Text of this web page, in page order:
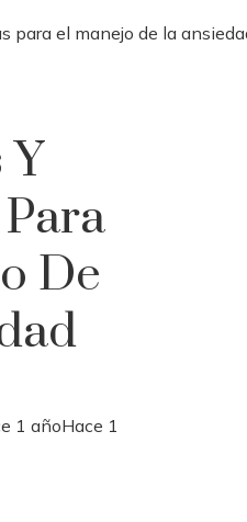
para el manejo de la
Y
De
1 añoHace 1